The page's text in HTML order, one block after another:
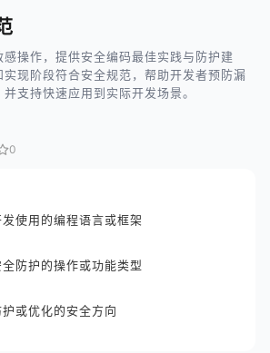
操作，提供安全编码最佳实践与防护建
现阶段符合安全规范，帮助开发者预防漏
支持快速应用到实际开发场景。
0
发使用的编程语言或框架
防护的操作或功能类型
或优化的安全方向